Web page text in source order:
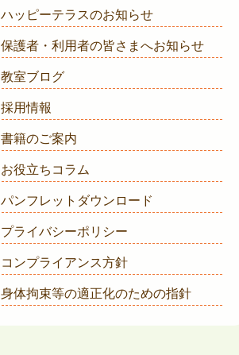
ハッピーテラスのお知らせ
保護者・利用者の皆さまへお知らせ
教室ブログ
採用情報
書籍のご案内
お役立ちコラム
パンフレットダウンロード
プライバシーポリシー
コンプライアンス方針
身体拘束等の適正化のための指針